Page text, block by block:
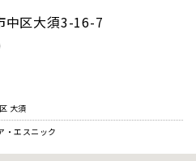
中区大須3-16-7
大須
・エスニック